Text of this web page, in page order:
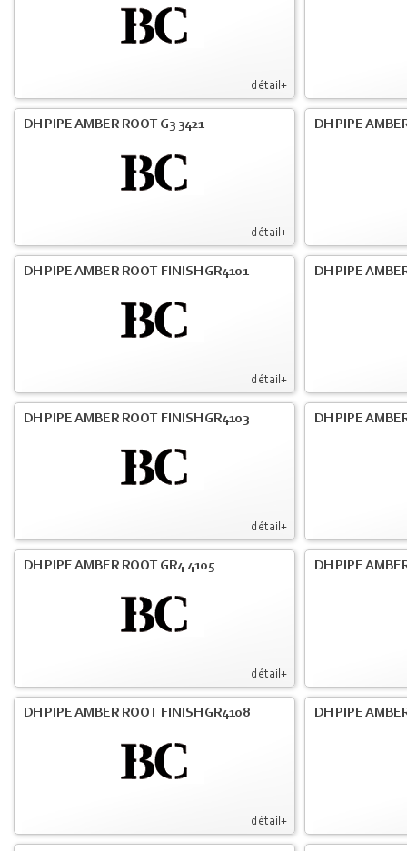
détail+
détail+
DH PIPE AMBER ROOT G3 3421 DH PIPE
détail+
DH PIPE AMBER ROOT FINISH GR4101 DH PIPE
détail+
DH PIPE AMBER ROOT FINISH GR4103 DH PIPE
détail+
DH PIPE AMBER ROOT GR4 4105 DH PIPE
détail+
DH PIPE AMBER ROOT FINISH GR4108 DH PIPE